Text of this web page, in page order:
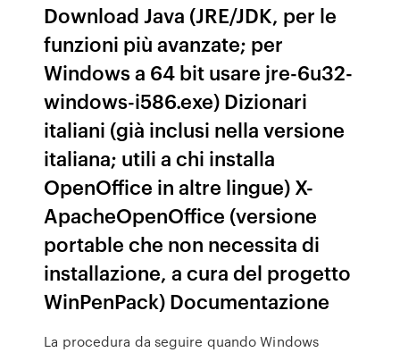
Download Java (JRE/JDK, per le
funzioni più avanzate; per
Windows a 64 bit usare jre-6u32-
windows-i586.exe) Dizionari
italiani (già inclusi nella versione
italiana; utili a chi installa
OpenOffice in altre lingue) X-
ApacheOpenOffice (versione
portable che non necessita di
installazione, a cura del progetto
WinPenPack) Documentazione
La procedura da seguire quando Windows